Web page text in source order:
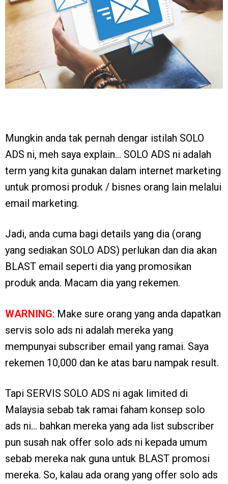
Mungkin anda tak pernah dengar istilah SOLO
ADS ni, meh saya explain… SOLO ADS ni adalah
term yang kita gunakan dalam internet marketing
untuk promosi produk / bisnes orang lain melalui
email marketing.
Jadi, anda cuma bagi details yang dia (orang
yang sediakan SOLO ADS) perlukan dan dia akan
BLAST email seperti dia yang promosikan
produk anda. Macam dia yang rekemen.
WARNING: Make sure orang yang anda dapatkan
servis solo ads ni adalah mereka yang
mempunyai subscriber email yang ramai. Saya
rekemen 10,000 dan ke atas baru nampak result.
Tapi SERVIS SOLO ADS ni agak limited di
Malaysia sebab tak ramai faham konsep solo
ads ni… bahkan mereka yang ada list subscriber
pun susah nak offer solo ads ni kepada umum
sebab mereka nak guna untuk BLAST promosi
mereka. So, kalau ada orang yang offer solo ads